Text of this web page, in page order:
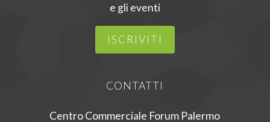
e gli eventi
ISCRIVITI
CONTATTI
Centro Commerciale Forum Palermo